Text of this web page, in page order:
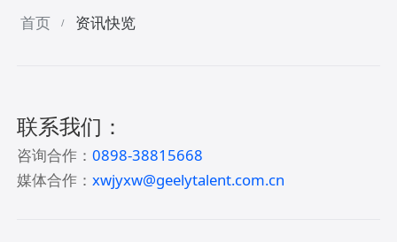
首页 / 资讯快览
联系我们：
咨询合作：0898-38815668
媒体合作：xwjyxw@geelytalent.com.cn